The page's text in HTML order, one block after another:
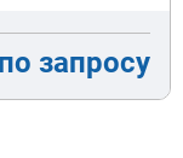
по запросу